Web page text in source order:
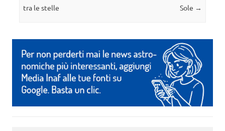
tra le stelle Sole →